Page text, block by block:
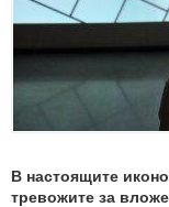
В настоящите
тревожите за